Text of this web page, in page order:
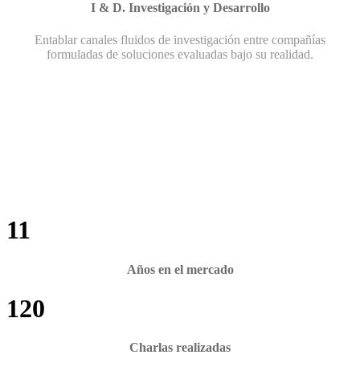
I & D. Investigación y Desarrollo
Entablar canales fluidos de investigación entre compañías
formuladas de soluciones evaluadas bajo su realidad.
11
Años en el mercado
120
Charlas realizadas